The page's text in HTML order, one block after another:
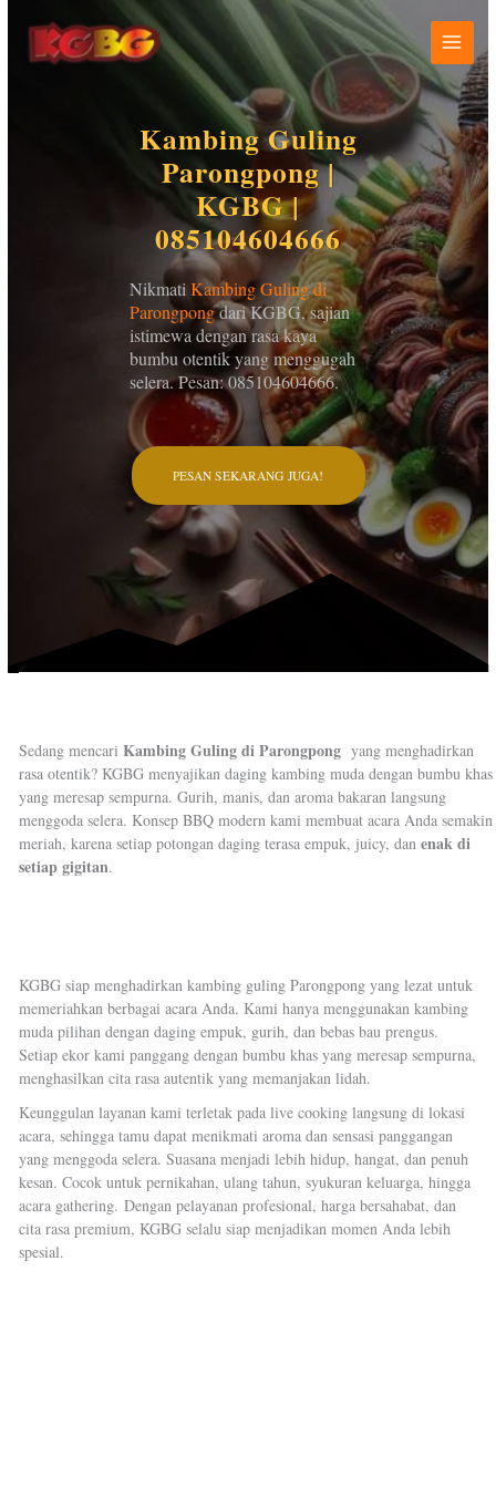
konten
Kambing Guling
Parongpong |
KGBG |
085104604666
Nikmati Kambing Guling di
Parongpongdari KGBG, sajian
istimewa dengan rasa kaya
bumbu otentik yang menggugah
selera. Pesan: 085104604666.
PESAN SEKARANG JUGA!
Sedang mencari Kambing Guling di Parongpong yang menghadirkan
rasa otentik? KGBG menyajikan daging kambing muda dengan bumbu khas
yang meresap sempurna. Gurih, manis, dan aroma bakaran langsung
menggoda selera. Konsep BBQ modern kami membuat acara Anda semakin
meriah, karena setiap potongan daging terasa empuk, juicy, dan enak di
setiap gigitan.
KGBG siap menghadirkan kambing guling Parongpong yang lezat untuk
memeriahkan berbagai acara Anda. Kami hanya menggunakan kambing
muda pilihan dengan daging empuk, gurih, dan bebas bau prengus.
Setiap ekor kami panggang dengan bumbu khas yang meresap sempurna,
menghasilkan cita rasa autentik yang memanjakan lidah.
Keunggulan layanan kami terletak pada live cooking langsung di lokasi
acara, sehingga tamu dapat menikmati aroma dan sensasi panggangan
yang menggoda selera. Suasana menjadi lebih hidup, hangat, dan penuh
kesan. Cocok untuk pernikahan, ulang tahun, syukuran keluarga, hingga
acara gathering. Dengan pelayanan profesional, harga bersahabat, dan
cita rasa premium, KGBG selalu siap menjadikan momen Anda lebih
spesial.